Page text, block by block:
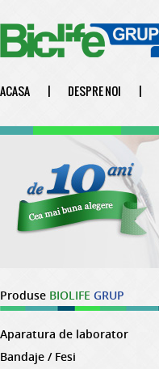
ACASA | DESPRE NOI |
Produse BIOLIFE GRUP
Aparatura de laborator
Bandaje / Fesi